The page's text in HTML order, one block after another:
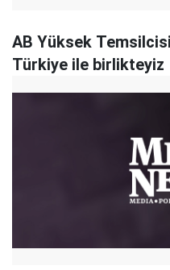
AB Yüksek
Türkiye ile birlikteyiz